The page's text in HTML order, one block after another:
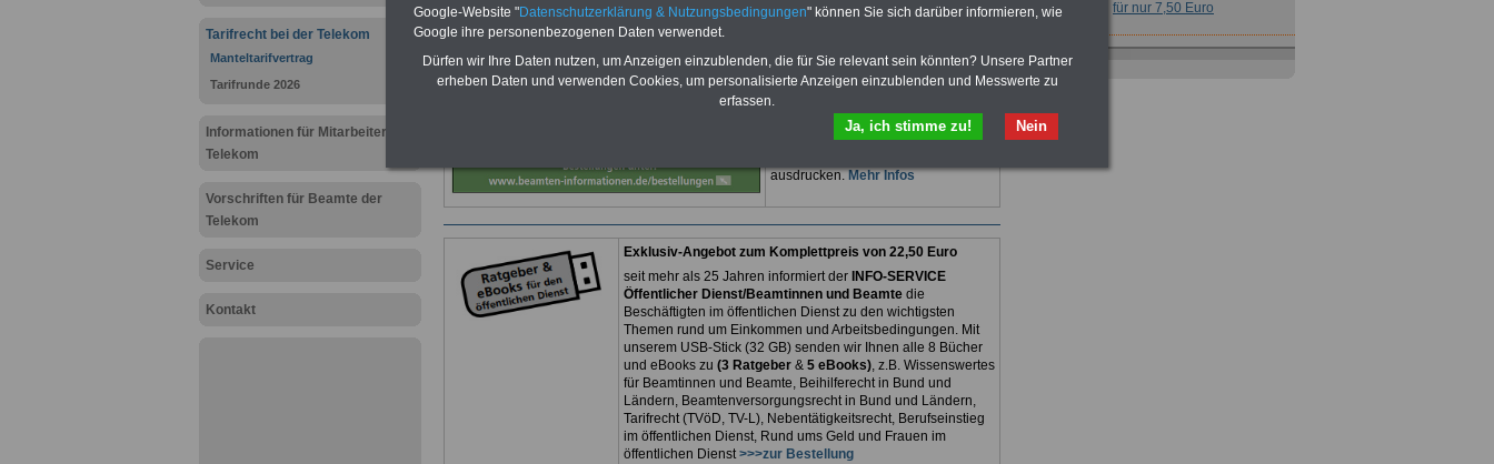
Tarifrecht bei der Telekom
Manteltarifvertrag
Tarifrunde 2026
Informationen für Mitarbeiter der
Telekom
Vorschriften für Beamte der
Telekom
Service
Kontakt
wichtigsten Fragen zum Öffentlichen
Dienst auf dem Laufenden, u.a. auch
zur Beamtenversorgung -Online.
Sie finden im Portal des PDF-
SERVICE zehn Bücher bzw. eBooks
ausdrucken.Mehr Infos
Exklusiv-Angebot zum Komplettpreis von 22,50 Euro
seit mehr als 25 Jahren informiert der INFO-SERVICE
Öffentlicher Dienst/Beamtinnen und Beamtedie
Beschäftigten im öffentlichen Dienst zu den wichtigsten
Themen rund um Einkommen und Arbeitsbedingungen. Mit
unserem USB-Stick (32 GB) senden wir Ihnen alle 8 Bücher
und eBooks zu (3 Ratgeber& 5 eBooks), z.B. Wissenswertes
für Beamtinnen und Beamte, Beihilferecht in Bund und
Ländern, Beamtenversorgungsrecht in Bund und Ländern,
Tarifrecht (TVöD, TV-L), Nebentätigkeitsrecht, Berufseinstieg
im öffentlichen Dienst, Rund ums Geld und Frauen im
öffentlichen Dienst>>>zur Bestellung
für nur 7,50 Euro
OnlineBuch Nebentätigkeit sind Sie
Google-Website "Datenschutzerklärung & Nutzungsbedingungen" können Sie sich darüber informieren, wie
Google ihre personenbezogenen Daten verwendet.
Dürfen wir Ihre Daten nutzen, um Anzeigen einzublenden, die für Sie relevant sein könnten? Unsere Partner
erheben Daten und verwenden Cookies, um personalisierte Anzeigen einzublenden und Messwerte zu
erfassen.
Nein
Ja, ich stimme zu!